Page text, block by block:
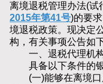
离境退税管理办法(试
2015年第41号)的要
境退税政策。现决定
构，有关事项公告如
一、退税代理机构
具备以下条件的银
(一)能够在离境口